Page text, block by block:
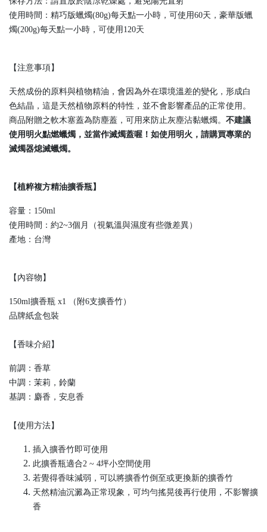
使用時間：精巧版蠟燭(80g)每天點一小時，可使用60天，豪華版蠟
燭(200g)每天點一小時，可使用120天
【注意事項】
天然成份的原料與植物精油，會因為外在環境溫差的變化，形成白
色結晶，這是天然植物原料的特性，並不會影響產品的正常使用。
商品附贈之軟木塞蓋為防塵蓋，可用來防止灰塵沾黏蠟燭。 不建議
使用明火點燃蠟燭，並當作滅燭蓋喔！如使用明火，請購買專業的
滅燭器熄滅蠟燭。
【植粹複方精油擴香瓶】
容量：150ml
使用時間：約2~3個月（視氣溫與濕度有些微差異）
產地：台灣
【內容物】
150ml擴香瓶 x1 （附6支擴香竹）
品牌紙盒包裝
【香味介紹】
前調：香草
中調：茉莉，鈴蘭
基調：麝香，安息香
【使用方法】
插入擴香竹即可使用
此擴香瓶適合2 ~ 4坪小空間使用
若覺得香味減弱，可以將擴香竹倒至或更換新的擴香竹
天然精油沉澱為正常現象，可均勻搖晃後再行使用，不影響擴
香